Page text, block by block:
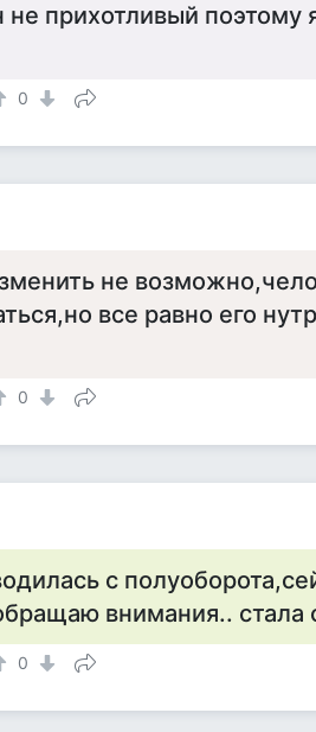
не прихотливый поэтому
0
не
все равно его
0
с
внимания.. стала
0